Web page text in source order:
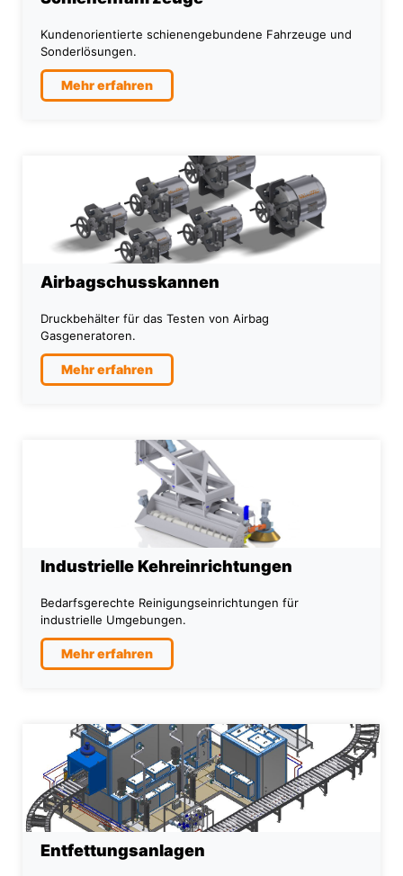
Kundenorientierte schienengebundene Fahrzeuge und
Sonderlösungen.
Mehr erfahren
Airbagschusskannen
Druckbehälter für das Testen von Airbag
Gasgeneratoren.
Mehr erfahren
Industrielle Kehreinrichtungen
Bedarfsgerechte Reinigungseinrichtungen für
industrielle Umgebungen.
Mehr erfahren
Entfettungsanlagen